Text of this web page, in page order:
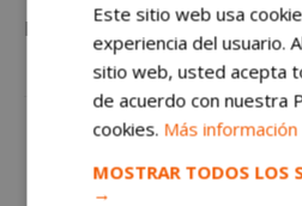
Más noticias de Alcorcón en
Este sitio web usa
experiencia del usuario.
sitio web, usted acepta
de acuerdo con nuestra
cookies. Más información
MOSTRAR TODOS LOS
→